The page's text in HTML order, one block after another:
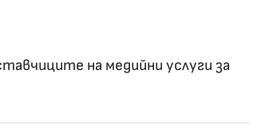
на медийни услуги за